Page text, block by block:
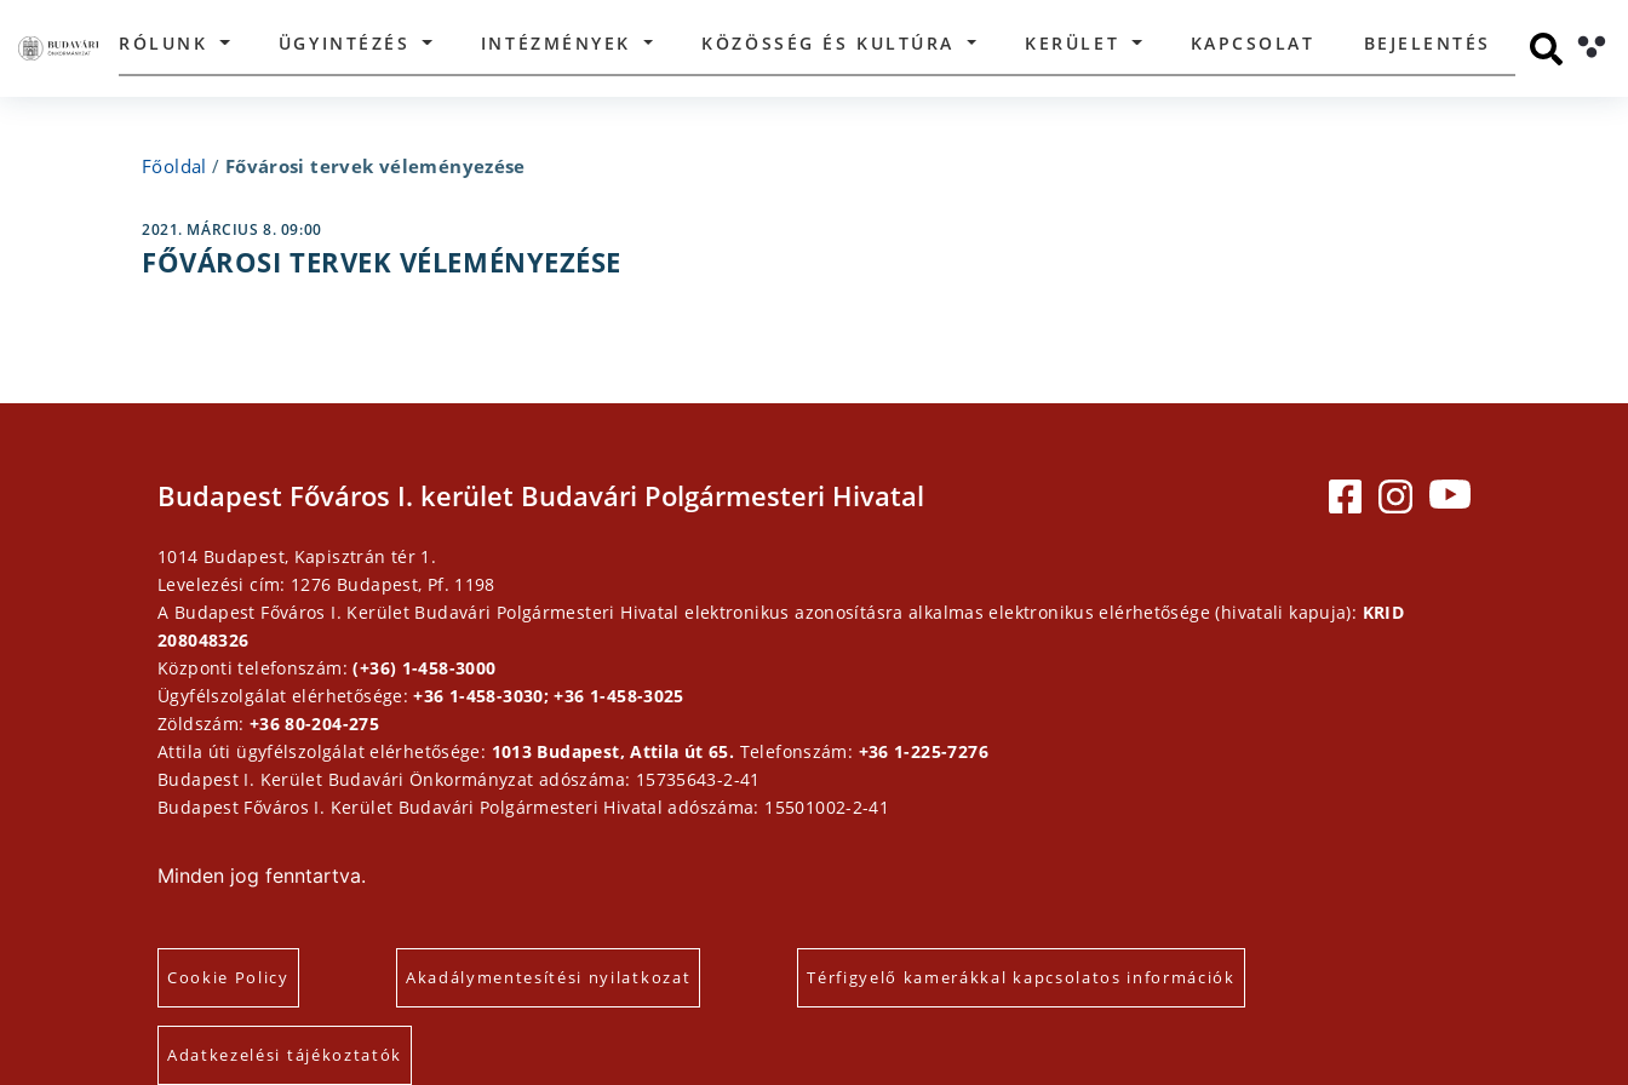
RÓLUNK ÜGYINTÉZÉS INTÉZMÉNYEK KÖZÖSSÉG ÉS KULTÚRA KERÜLET KAPCSOLAT BEJELENTÉS
Főoldal / Fővárosi tervek véleményezése
2021. MÁRCIUS 8. 09:00
FŐVÁROSI TERVEK VÉLEMÉNYEZÉSE
Budapest Főváros I. kerület Budavári Polgármesteri Hivatal
1014 Budapest, Kapisztrán tér 1.
Levelezési cím: 1276 Budapest, Pf. 1198
A Budapest Főváros I. Kerület Budavári Polgármesteri Hivatal elektronikus azonosításra alkalmas elektronikus elérhetősége (hivatali kapuja): KRID
208048326
Központi telefonszám:(+36) 1-458-3000
Ügyfélszolgálat elérhetősége:+36 1-458-3030; +36 1-458-3025
Zöldszám: +36 80-204-275
Attila úti ügyfélszolgálat elérhetősége: 1013 Budapest, Attila út 65. Telefonszám: +36 1-225-7276
Budapest I. Kerület Budavári Önkormányzat adószáma: 15735643-2-41
Budapest Főváros I. Kerület Budavári Polgármesteri Hivatal adószáma: 15501002-2-41
Minden jog fenntartva.
Cookie Policy Akadálymentesítési nyilatkozat Térfigyelő kamerákkal kapcsolatos információk
Adatkezelési tájékoztatók